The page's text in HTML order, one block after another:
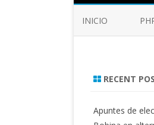
INICIO
RECENT
Apuntes de